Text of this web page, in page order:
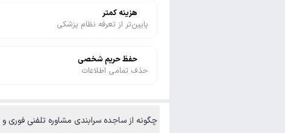
هزینه کمتر
پایین‌تر از تعرفه نظام پزشکی
حفظ حریم شخصی
حذف تمامی اطلاعات
چگونه از ساجده سرابندی مشاوره تلفنی فوری و متنی بگیرم؟